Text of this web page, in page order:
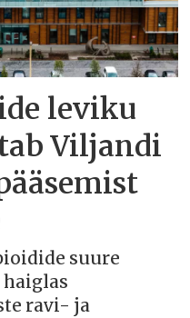
leviku
Viljandi
suure
ravi- ja